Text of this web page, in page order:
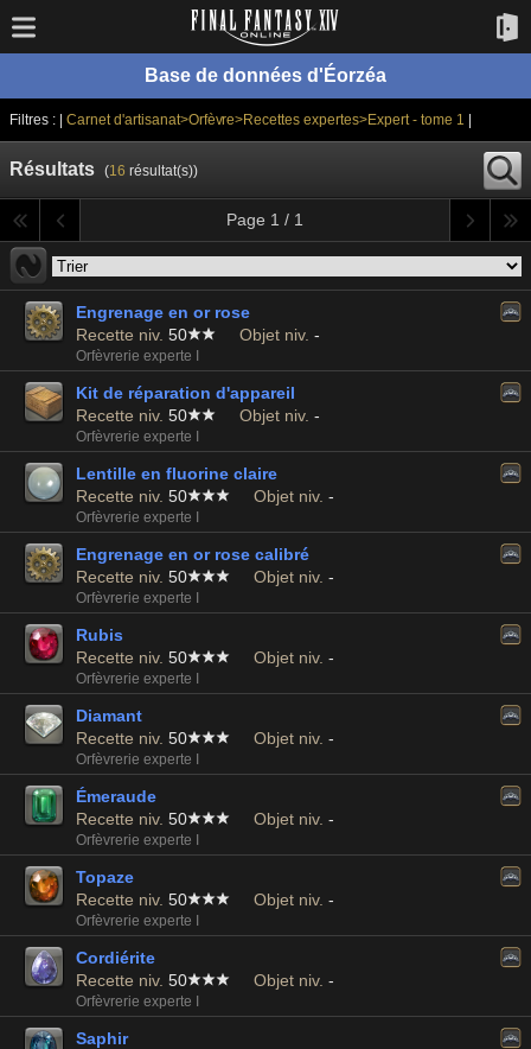
Base de données d'Éorzéa
Filtres : | Carnet d'artisanat>Orfèvre>Recettes expertes>Expert - tome 1
Résultats (16 résultat(s))
Page 1 / 1
Engrenage en or rose
Recette niv. 50 Objet niv. -
Orfèvrerie experte I
Kit de réparation d'appareil
Recette niv. 50 Objet niv. -
Orfèvrerie experte I
Lentille en fluorine claire
Recette niv. 50 Objet niv. -
Orfèvrerie experte I
Engrenage en or rose calibré
Recette niv. 50 Objet niv. -
Orfèvrerie experte I
Rubis
Recette niv. 50 Objet niv. -
Orfèvrerie experte I
Diamant
Recette niv. 50 Objet niv. -
Orfèvrerie experte I
Émeraude
Recette niv. 50 Objet niv. -
Orfèvrerie experte I
Topaze
Recette niv. 50 Objet niv. -
Orfèvrerie experte I
Cordiérite
Recette niv. 50 Objet niv. -
Orfèvrerie experte I
Saphir